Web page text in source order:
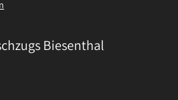
Biesenthal